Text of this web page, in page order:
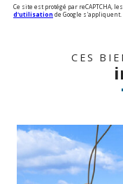
Ce site est protégé par reCAPTCHA, les
d'utilisation de Google s'appliquent.
CES